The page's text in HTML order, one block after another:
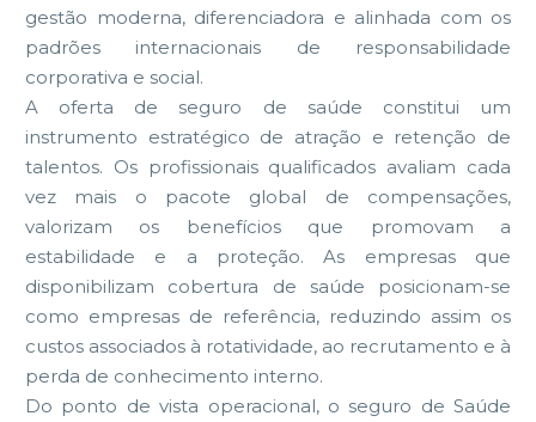
gestão moderna, diferenciadora e alinhada com os
padrões internacionais de responsabilidade
corporativa e social.
A oferta de seguro de saúde constitui um
instrumento estratégico de atração e retenção de
talentos. Os profissionais qualificados avaliam cada
vez mais o pacote global de compensações,
valorizam os benefícios que promovam a
estabilidade e a proteção. As empresas que
disponibilizam cobertura de saúde posicionam-se
como empresas de referência, reduzindo assim os
custos associados à rotatividade, ao recrutamento e à
perda de conhecimento interno.
Do ponto de vista operacional, o seguro de Saúde